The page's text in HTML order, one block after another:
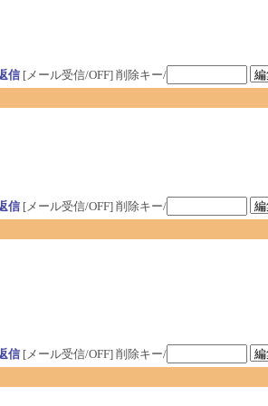
信[メール受信/OFF] 削除キー/
信[メール受信/OFF] 削除キー/
信[メール受信/OFF] 削除キー/